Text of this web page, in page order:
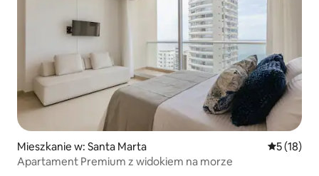
Mieszkanie w: Santa Marta Średnia
5 (18)
Apartament Premium z widokiem na morze